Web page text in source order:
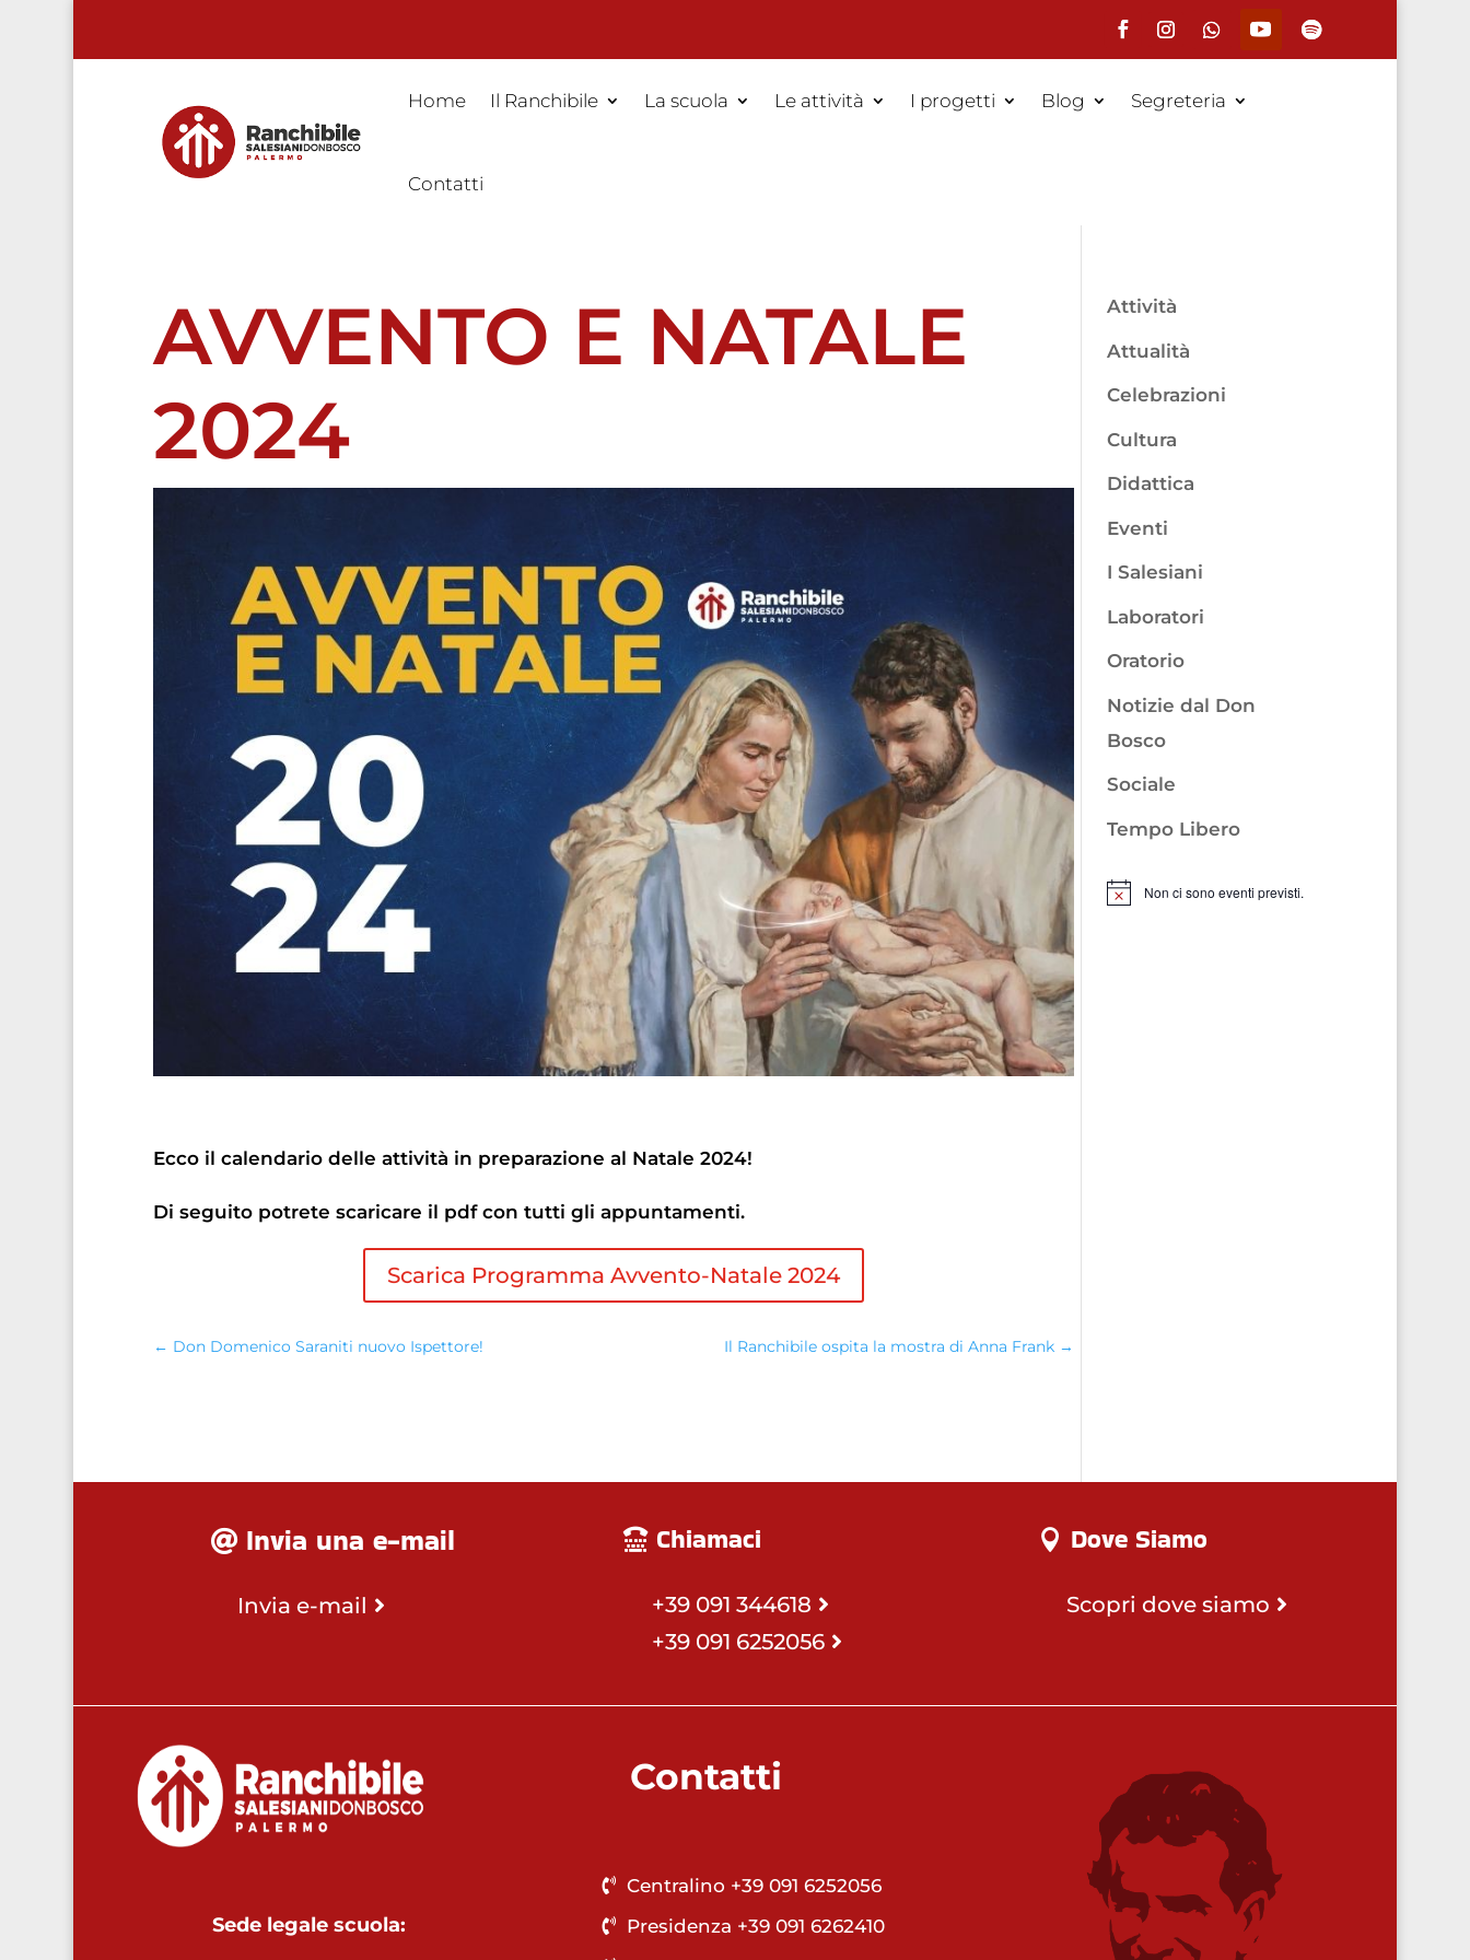
Home Il Ranchibile La scuola Le attività I progetti Blog Segreteria
Contatti
AVVENTO E NATALE
2024
Ecco il calendario delle attività in preparazione al Natale 2024!
Di seguito potrete scaricare il pdf con tutti gli appuntamenti.
Scarica Programma Avvento-Natale 2024
← Don Domenico Saraniti nuovo Ispettore! Il Ranchibile ospita la mostra di Anna Frank →
Attività
Attualità
Celebrazioni
Cultura
Didattica
Eventi
I Salesiani
Laboratori
Oratorio
Notizie dal Don
Bosco
Sociale
Tempo Libero
Notice Non ci sono eventi previsti.
Invia una e-mail
Invia e-mail
Chiamaci
+39 091 344618
+39 091 6252056
Dove Siamo
Scopri dove siamo
Sede legale scuola:
Contatti
Centralino +39 091 6252056
Presidenza +39 091 6262410